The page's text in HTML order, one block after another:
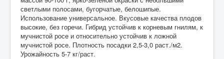
светлыми полосами, бугорчатые, белошипые.
Использование универсальное. Вкусовые качества плодов
высокие, без горечи. Гибрид устойчив к корневым гнилям, к
мучнистой росе и относительно устойчив к ложной
мучнистой росе. Плотность посадки 2,5-3,0 раст./м2.
Урожайность 5-7 кг/раст.